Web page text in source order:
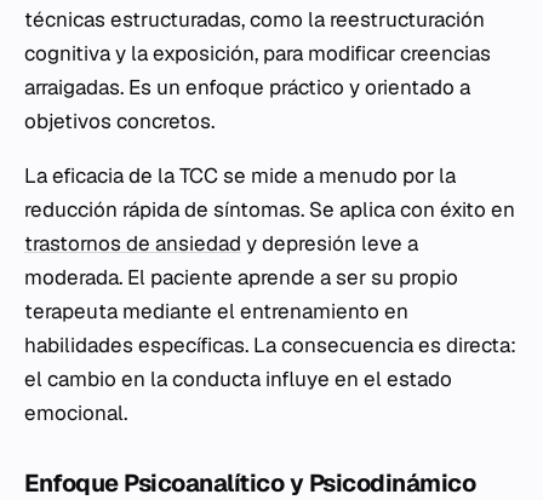
técnicas estructuradas, como la reestructuración
cognitiva y la exposición, para modificar creencias
arraigadas. Es un enfoque práctico y orientado a
objetivos concretos.
La eficacia de la TCC se mide a menudo por la
reducción rápida de síntomas. Se aplica con éxito en
trastornos de ansiedad y depresión leve a
moderada. El paciente aprende a ser su propio
terapeuta mediante el entrenamiento en
habilidades específicas. La consecuencia es directa:
el cambio en la conducta influye en el estado
emocional.
Enfoque Psicoanalítico y Psicodinámico